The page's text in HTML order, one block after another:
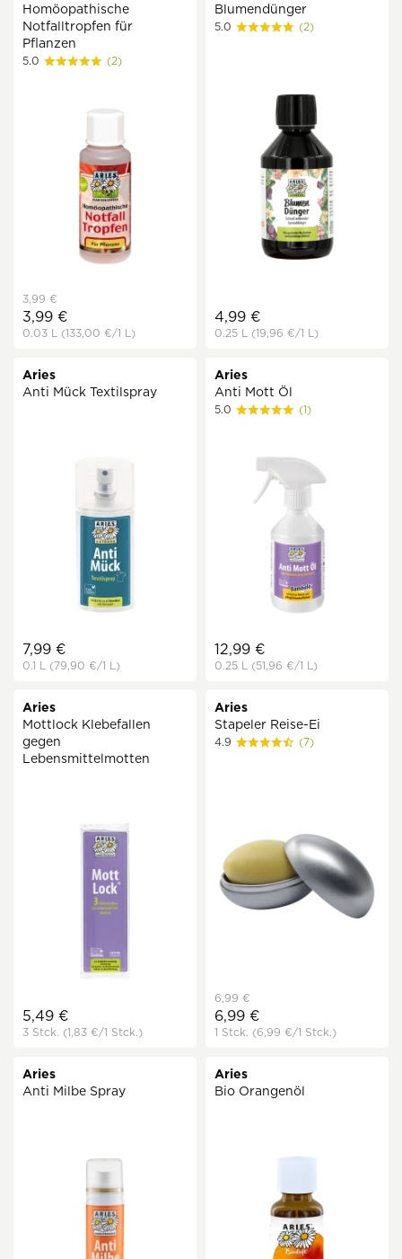
Homöopathische
Notfalltropfen für
Pflanzen
5.0 (2)
3,99 €
3,99 €
0.03 L (133,00 €/1 L)
Blumendünger
5.0 (2)
4,99 €
0.25 L (19,96 €/1 L)
Aries
Anti Mück Textilspray
7,99 €
0.1 L (79,90 €/1 L)
Aries
Anti Mott Öl
5.0 (1)
12,99 €
0.25 L (51,96 €/1 L)
Aries
Mottlock Klebefallen
gegen
Lebensmittelmotten
5,49 €
3 Stck. (1,83 €/1 Stck.)
Aries
Stapeler Reise-Ei
4.9 (7)
6,99 €
6,99 €
1 Stck. (6,99 €/1 Stck.)
Aries
Anti Milbe Spray
Aries
Bio Orangenöl